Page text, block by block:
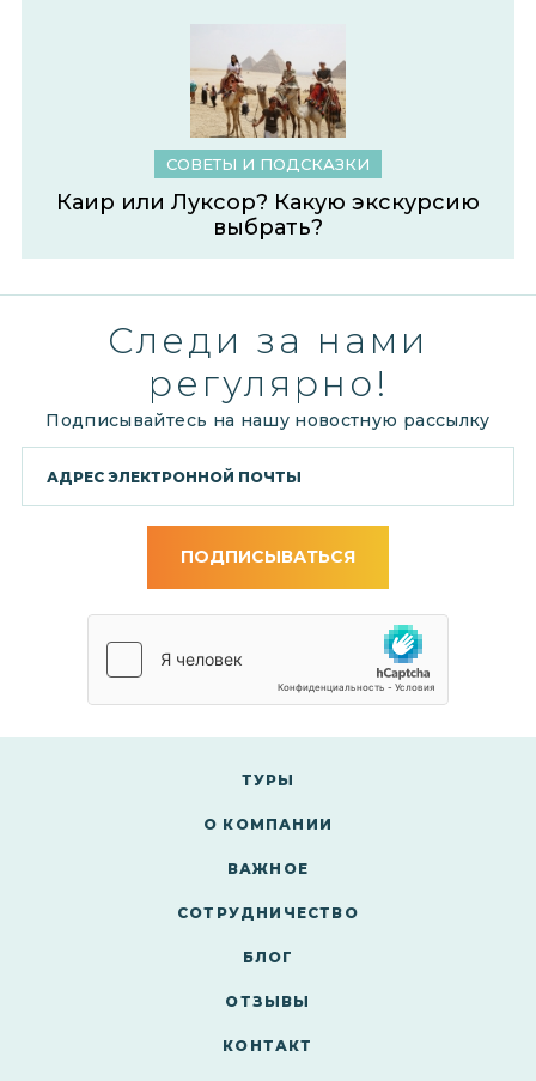
СОВЕТЫ И ПОДСКАЗКИ
Каир или Луксор? Какую экскурсию
выбрать?
Следи за нами
регулярно!
Подписывайтесь на нашу новостную рассылку
ПОДПИСЫВАТЬСЯ
ТУРЫ
О КОМПАНИИ
ВАЖНОЕ
СОТРУДНИЧЕСТВО
БЛОГ
ОТЗЫВЫ
КОНТАКТ